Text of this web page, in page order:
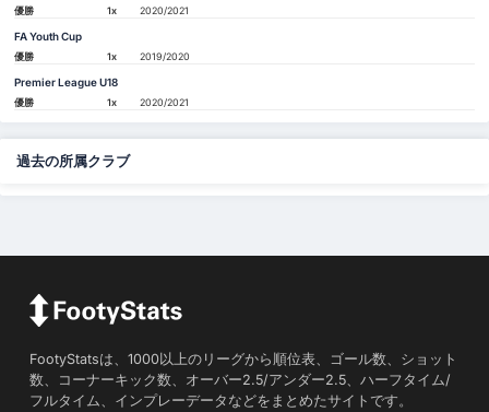
優勝 1x 2020/2021
FA Youth Cup
優勝 1x 2019/2020
Premier League U18
優勝 1x 2020/2021
過去の所属クラブ
FootyStatsは、1000以上のリーグから順位表、ゴール数、ショット
数、コーナーキック数、オーバー2.5/アンダー2.5、ハーフタイム/
フルタイム、インプレーデータなどをまとめたサイトです。